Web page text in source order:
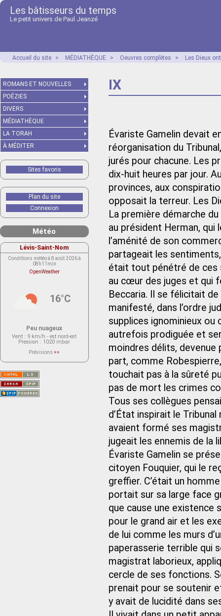
Les bâtisseurs du temps
Le petit univers de Paul Jeanzé
Accueil du site > MÉDIATHÈQUE > Oeuvres complètes > Les Dieux
IX
Évariste Gamelin devait
réorganisation du
jurés pour chacune. Les
dix-huit heures par jour.
provinces, aux
opposait la terreur. Les
La première démarche
au président Herman, qui
l’aménité de son
partageait les
était tout pénétré de ces
au cœur des juges et qui
Beccaria. Il se félicitait
manifesté, dans l’ordre
supplices ignominieux ou
autrefois prodiguée et
moindres délits, devenue
part, comme
touchait pas à la sûreté
pas de mort les crimes
Tous ses collègues
d’État inspirait le
avaient formé ses
jugeait les ennemis de la
Évariste Gamelin se
citoyen Fouquier, qui le
greffier. C’était un
portait sur sa large face
que cause une existence
pour le grand air et les
de lui comme les murs
paperasserie terrible qui
magistrat laborieux,
cercle de ses fonctions.
prenait pour se soutenir
y avait de lucidité dans
ROMANS ET NOUVELLES
POÉZIES
DIVERS
MÉDIATHÈQUE
LA TORAH
À MÉDITER
Sites favoris
Plan du site
Connexion
Météo
Lévis-Saint-Nom
Conditions météo à 8 août 2026 à
08h11min
OpenWeather
16°C
Peu nuageux
Vent : 9 km/h - est nord-est
Pression : 1020 mbar
Prévisions >>
actuellement aucune prévision
Saint-Nom.
Veuillez consulter le message du
service ci-dessous.
(401 - Invalid API key. Please see
https://openweathermap.org/faq#error401